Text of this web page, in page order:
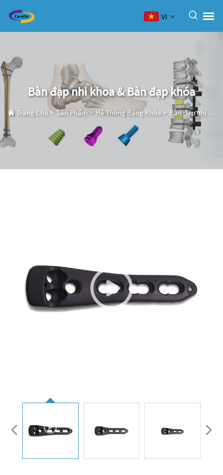
VI
Bàn đạp nhi khoa & Bàn đạp khóa
Trang Chủ>Sản Phẩm>Hệ Thống Bảng Khóa> Bàn đạp nhi khoa & Bàn đạp khóa